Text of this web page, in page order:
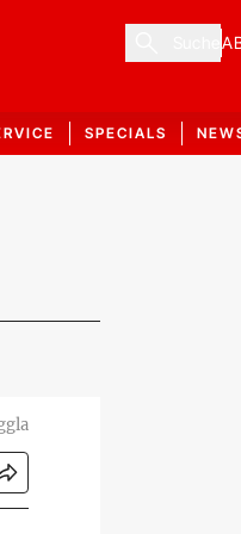
SPECIALS